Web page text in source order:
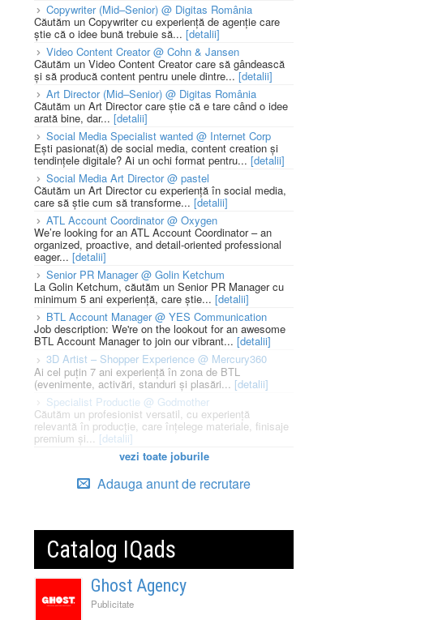
Copywriter (Mid–Senior) @ Digitas România
Căutăm un Copywriter cu experiență de agenție care
știe că o idee bună trebuie să... [detalii]
Video Content Creator @ Cohn & Jansen
Căutăm un Video Content Creator care să gândească
și să producă content pentru unele dintre...[detalii]
Art Director (Mid–Senior) @ Digitas România
Căutăm un Art Director care știe că e tare când o idee
arată bine, dar... [detalii]
Social Media Specialist wanted @ Internet Corp
Ești pasionat(ă) de social media, content creation și
tendințele digitale? Ai un ochi format pentru... [detalii]
Social Media Art Director @ pastel
Căutăm un Art Director cu experiență în social media,
care să știe cum să transforme... [detalii]
ATL Account Coordinator @ Oxygen
We’re looking for an ATL Account Coordinator – an
organized, proactive, and detail-oriented professional
eager... [detalii]
Senior PR Manager @ Golin Ketchum
La Golin Ketchum, căutăm un Senior PR Manager cu
minimum 5 ani experiență, care știe... [detalii]
BTL Account Manager @ YES Communication
Job description: We're on the lookout for an awesome
BTL Account Manager to join our vibrant... [detalii]
3D Artist – Shopper Experience @ Mercury360
Ai cel puțin 7 ani experiență în zona de BTL
(evenimente, activări, standuri și plasări... [detalii]
Specialist Productie @ Godmother
Căutăm un profesionist versatil, cu experiență
relevantă în producție, care înțelege materiale, finisaje
premium și... [detalii]
vezi toate joburile
Adauga anunt de recrutare
Catalog IQads
Ghost Agency
Publicitate